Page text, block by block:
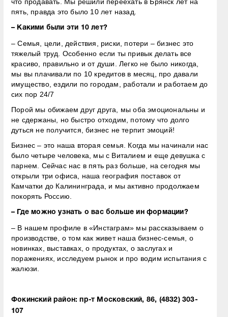
пять, правда это было 10 лет назад.
– Какими были эти 10 лет?
– Семья, цели, действия, риски, потери – бизнес это
тяжелый труд. Особенно если ты привык делать все
красиво, правильно и от души. Легко не было никогда,
мы вы плачивали по 10 кредитов в месяц, про давали
имущество, ездили по городам, работали и работаем до
сих пор 24/7
Порой мы обижаем друг друга, мы оба эмоциональны и
не сдержаны, но быстро отходим, потому что долго
дуться не получится, бизнес не терпит эмоций!
Бизнес – это наша вторая семья. Когда мы начинали нас
было четыре человека, мы с Виталием и еще девушка с
парнем. Сейчас нас в пять раз больше, на сегодня мы
открыли три офиса, наша география поставок от
Камчатки до Калининграда, и мы активно продолжаем
покорять Россию.
– Где можно узнать о вас больше ин формации?
– В нашем профиле в «Инстаграм» мы рассказываем о
производстве, о том как живет наша бизнес-семья, о
новинках, выставках, о продуктах, о заслугах и
поражениях, исследуем рынок и про водим испытания с
жалюзи.
Фокинский район: пр-т Московский, 86, (4832) 303-
107